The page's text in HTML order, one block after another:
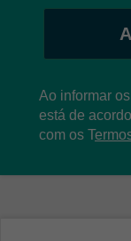
Ao informar
está de
com os T